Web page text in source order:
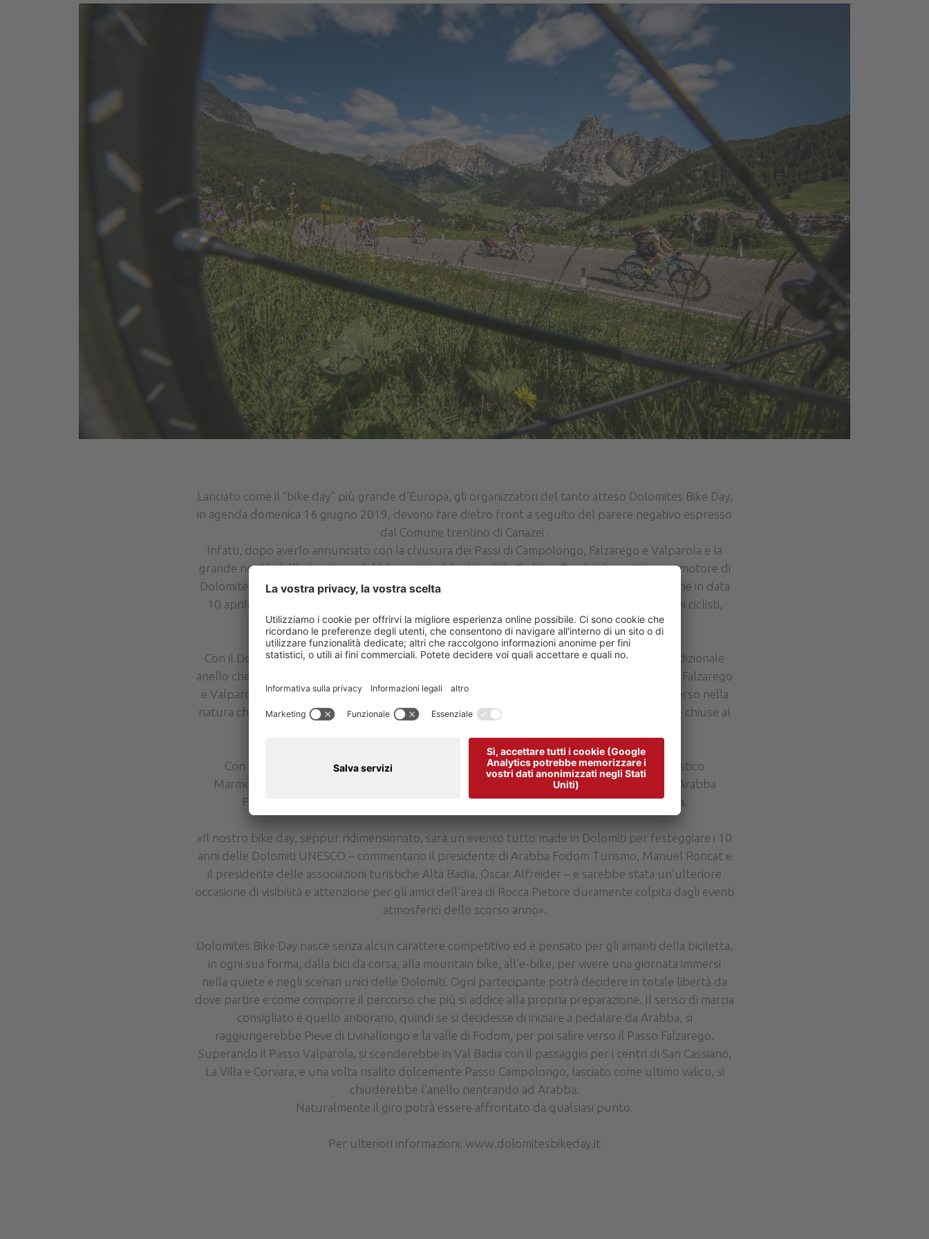
Lanciato come il “bike day” più grande d’Europa, gli organizzatori del tanto atteso Dolomites Bike Day,
in agenda domenica 16 giugno 2019, devono fare dietro front a seguito del parere negativo espresso
dal Comune trentino di Canazei .
Infatti, dopo averlo annunciato con la chiusura dei Passi di Campolongo, Falzarego e Valparola e la
grande novità dell’estensione del blocco stradale dei valichi Fedaia e Pordoi, il comitato promotore di
Dolomites Bike Day prende atto della decisione dell’amministrazione comunale di Canazei, che in data
10 aprile comunica di non autorizzare la chiusura dalle strade interessate dal passaggio dei ciclisti,
bloccando così l’iniziativa sul territorio trentino.
Con il Dolomites Bike Day si tornerà dunque, domenica 16 giugno 2019, a percorrere il tradizionale
anello che unisce tre passi, due province e tre valli ladine, attraverso i valichi di Campolongo, Falzarego
e Valparola. Un percorso di 51 chilometri con un dislivello complessivo di 1.290 metri, immerso nella
natura che si snoda per le strade più panoramiche e rinomate delle Dolomiti, per l’occasione chiuse al
Con la decisione del comune di Canazei il comitato che era composto da Consorzio Turistico
Marmolada Rocca Pietore Dolomiti, APT Val di Fassa, Associazioni Turistiche Alta Badia e Arabba
Fodom Turismo ritorna ad avere solo due voci, quelle di Arabba-Fodom e Alta Badia.
«Il nostro bike day, seppur ridimensionato, sarà un evento tutto made in Dolomiti per festeggiare i 10
anni delle Dolomiti UNESCO – commentano il presidente di Arabba Fodom Turismo, Manuel Roncat e
il presidente delle associazioni turistiche Alta Badia, Oscar Alfreider – e sarebbe stata un’ulteriore
occasione di visibilità e attenzione per gli amici dell’area di Rocca Pietore duramente colpita dagli eventi
atmosferici dello scorso anno».
Dolomites Bike Day nasce senza alcun carattere competitivo ed è pensato per gli amanti della biciletta,
in ogni sua forma, dalla bici da corsa, alla mountain bike, all’e-bike, per vivere una giornata immersi
nella quiete e negli scenari unici delle Dolomiti. Ogni partecipante potrà decidere in totale libertà da
dove partire e come comporre il percorso che più si addice alla propria preparazione. Il senso di marcia
consigliato è quello antiorario, quindi se si decidesse di iniziare a pedalare da Arabba, si
raggiungerebbe Pieve di Livinallongo e la valle di Fodom, per poi salire verso il Passo Falzarego.
Superando il Passo Valparola, si scenderebbe in Val Badia con il passaggio per i centri di San Cassiano,
La Villa e Corvara, e una volta risalito dolcemente Passo Campolongo, lasciato come ultimo valico, si
chiuderebbe l’anello rientrando ad Arabba.
Naturalmente il giro potrà essere affrontato da qualsiasi punto.
Per ulteriori informazioni: www.dolomitesbikeday.it